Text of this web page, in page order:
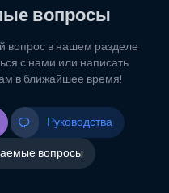
вопросы
вопрос в нашем разделе
с нами или написать
в ближайшее время!
Руководства
вопросы